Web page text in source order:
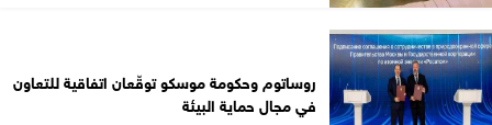
روساتوم وحكومة موسكو توقّعان اتفاقية للتعاون
في مجال حماية البيئة